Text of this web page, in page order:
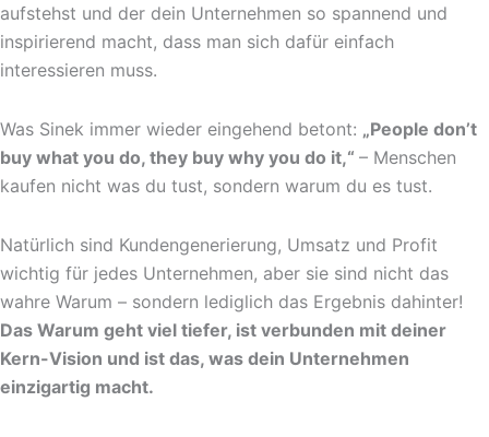
aufstehst und der dein Unternehmen so spannend und
inspirierend macht, dass man sich dafür einfach
interessieren muss.
Was Sinek immer wieder eingehend betont: „People don’t
buy what you do, they buy why you do it,“ – Menschen
kaufen nicht was du tust, sondern warum du es tust.
Natürlich sind Kundengenerierung, Umsatz und Profit
wichtig für jedes Unternehmen, aber sie sind nicht das
wahre Warum – sondern lediglich das Ergebnis dahinter!
Das Warum geht viel tiefer, ist verbunden mit deiner
Kern-Vision und ist das, was dein Unternehmen
einzigartig macht.